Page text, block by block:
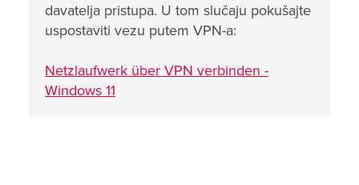
davatelja pristupa. U tom slučaju pokušajte
uspostaviti vezu putem VPN-a:
Netzlaufwerk über VPN verbinden -
Windows 11